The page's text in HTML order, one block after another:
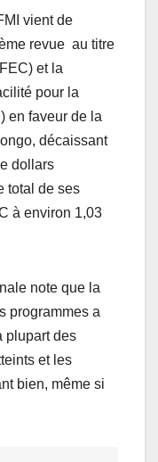
vient de
revue au titre
et la
pour la
en faveur de la
décaissant
dollars
total de ses
à environ 1,03
note que la
programmes a
plupart des
et les
bien, même si